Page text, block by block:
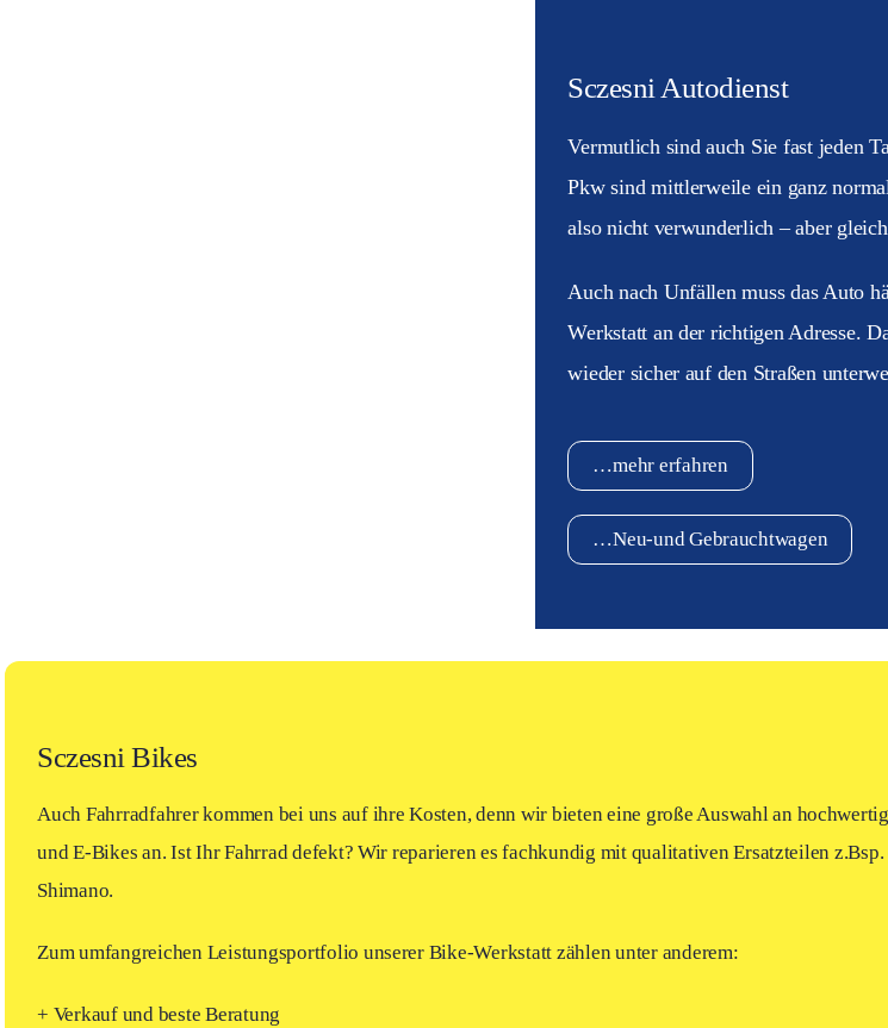
Sczesni Autodienst
Vermutlich sind auch Sie fast jeden
Pkw sind mittlerweile ein ganz
also nicht verwunderlich – aber
Auch nach Unfällen muss das Auto
Werkstatt an der richtigen Adresse.
wieder sicher auf den Straßen
…mehr erfahren
…Neu-und Gebrauchtwagen
Sczesni Bikes
Auch Fahrradfahrer kommen bei uns auf ihre Kosten, denn wir bieten eine große Auswahl an
und E-Bikes an. Ist Ihr Fahrrad defekt? Wir reparieren es fachkundig mit qualitativen Ersatzteilen
Shimano.
Zum umfangreichen Leistungsportfolio unserer Bike-Werkstatt zählen unter anderem:
+ Verkauf und beste Beratung